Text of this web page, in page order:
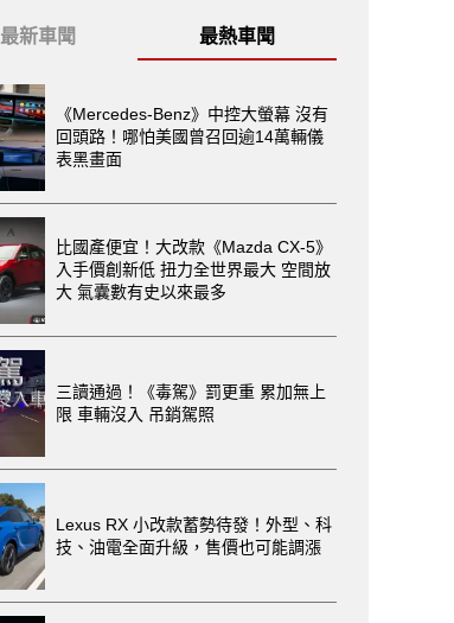
最新車聞 最熱車聞
《Mercedes-Benz》中控大螢幕 沒有
回頭路！哪怕美國曾召回逾14萬輛儀
表黑畫面
比國產便宜！大改款《Mazda CX-5》
入手價創新低 扭力全世界最大 空間放
大 氣囊數有史以來最多
三讀通過！《毒駕》罰更重 累加無上
限 車輛沒入 吊銷駕照
Lexus RX 小改款蓄勢待發！外型、科
技、油電全面升級，售價也可能調漲